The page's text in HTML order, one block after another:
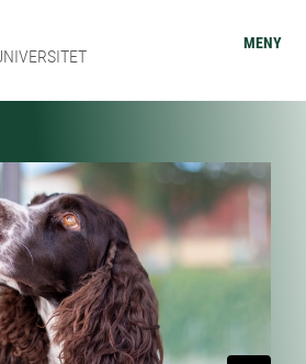
MENY